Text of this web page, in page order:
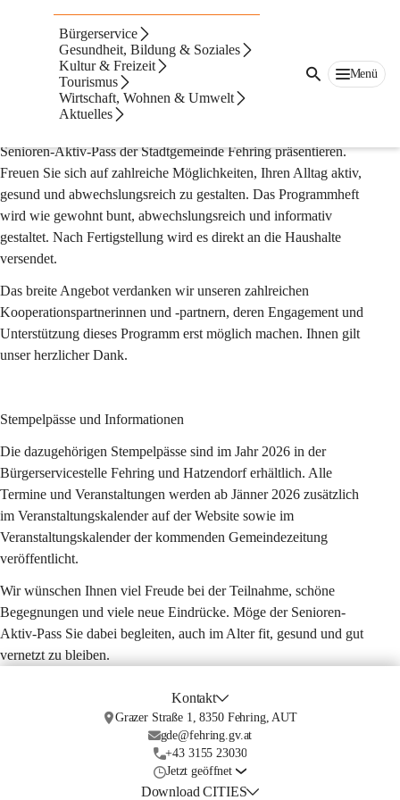
Bürgerservice
Gesundheit, Bildung & Soziales
Kultur & Freizeit
Tourismus
Wirtschaft, Wohnen & Umwelt
Aktuelles
Menü
Senioren
Senioren-Aktiv-Pass - Ein abwechslungsreiches
Programm für ein aktives Jahr
Liebe Seniorinnen, liebe Senioren!
Senioren-Aktiv-Pass der Stadtgemeinde Fehring präsentieren.
Freuen Sie sich auf zahlreiche Möglichkeiten, Ihren Alltag aktiv,
gesund und abwechslungsreich zu gestalten. Das Programmheft
wird wie gewohnt bunt, abwechslungsreich und informativ
gestaltet. Nach Fertigstellung wird es direkt an die Haushalte
versendet.
Das breite Angebot verdanken wir unseren zahlreichen
Kooperationspartnerinnen und -partnern, deren Engagement und
Unterstützung dieses Programm erst möglich machen. Ihnen gilt
unser herzlicher Dank.
Stempelpässe und Informationen
Die dazugehörigen Stempelpässe sind im Jahr 2026 in der
Bürgerservicestelle Fehring und Hatzendorf erhältlich. Alle
Termine und Veranstaltungen werden ab Jänner 2026 zusätzlich
im Veranstaltungskalender auf der Website sowie im
Veranstaltungskalender der kommenden Gemeindezeitung
veröffentlicht.
Wir wünschen Ihnen viel Freude bei der Teilnahme, schöne
Begegnungen und viele neue Eindrücke. Möge der Senioren-
Aktiv-Pass Sie dabei begleiten, auch im Alter fit, gesund und gut
vernetzt zu bleiben.
Kontakt
Grazer Straße 1, 8350 Fehring, AUT
gde@fehring.gv.at
+43 3155 23030
Jetzt geöffnet
Download CITIES